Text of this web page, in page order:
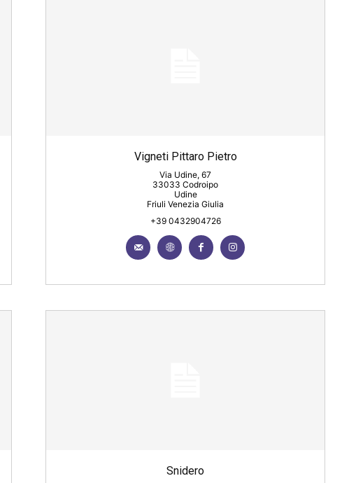
Vigneti Pittaro Pietro
Via Udine, 67
33033 Codroipo
Udine
Friuli Venezia Giulia
+39 0432904726
Snidero